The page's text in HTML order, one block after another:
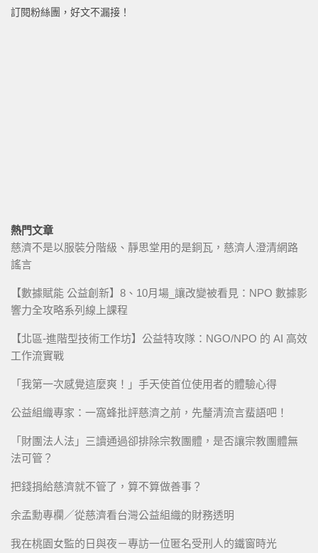
訂閱粉絲團，好文不漏接！
熱門文章
慈濟不是以服裝分階級、靜思堂用的是銅瓦，慈濟人澄清網路
謠言
【數據賦能 公益創新】8、10月場_讓改變被看見：NPO 數據影
響力全攻略系列線上課程
【北區-進階型技術工作坊】公益特攻隊：NGO/NPO 的 AI 高效
工作流實戰
「我第一次感覺這麼爽！」手天使首位使用者的體驗心得
公益組織專家：一窩蜂批評慈濟之前，先釐清流言蜚語吧！
「財團法人法」三讀通過卻排除宗教團體，是否讓宗教團體無
法可管？
把錢捐給慈濟就不管了，算不算做善事？
余孟勳專欄／從慈濟看台灣公益組織的財務透明
我在桃園女監的日與夜－專訪一位匿名受刑人的鐵窗時光